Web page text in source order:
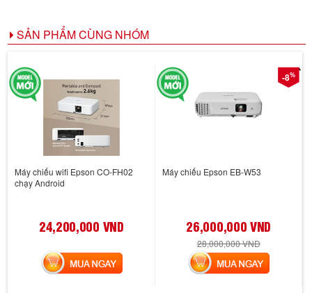
SẢN PHẨM CÙNG NHÓM
Máy chiếu wifi Epson CO-FH02
chạy Android
24,200,000 VND
MUA NGAY
-8%
Máy chiếu Epson EB-W53
26,000,000 VND
28,000,000 VND
MUA NGAY